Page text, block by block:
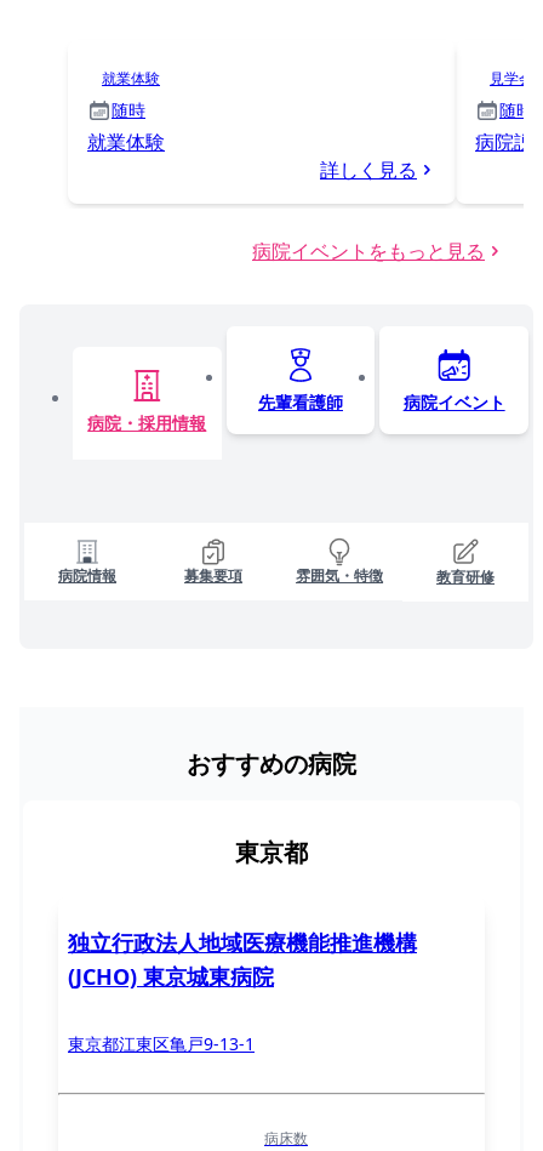
就業体験
随時
就業体験
詳しく見る
見学会
随時
病院説
病院イベントをもっと見る
病院・採用情報
先輩看護師 病院イベント
病院情報 募集要項 雰囲気・特徴 教育研修
おすすめの病院
東京都
独立行政法人地域医療機能推進機構
(JCHO) 東京城東病院
東京都江東区亀戸9-13-1
病床数